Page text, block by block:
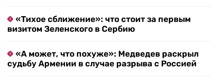
«Тихое сближение»: что стоит за первым
визитом Зеленского в Сербию
«А может, что похуже»: Медведев раскрыл
судьбу Армении в случае разрыва с Россией